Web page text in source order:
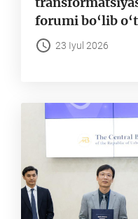
forumi bo‘lib
23 Iyul 2026